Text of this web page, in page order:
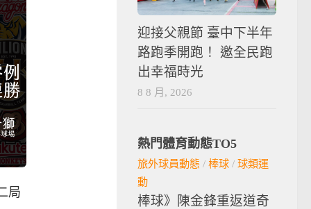
局
迎接父親節 臺中下半年
路跑季開跑！ 邀全民跑
出幸福時光
8 8 月, 2026
熱門體育動態TO5
旅外球員動態 / 棒球 / 球類運
動
棒球》陳金鋒重返道奇